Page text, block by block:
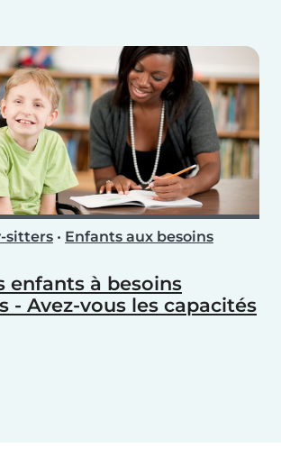
sitters • Enfants aux besoins
enfants à besoins
- Avez-vous les capacités